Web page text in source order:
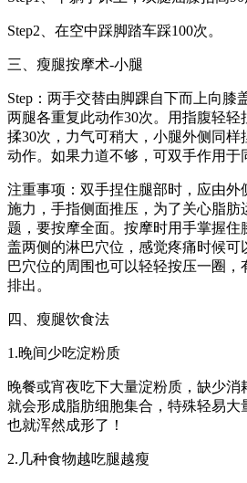
Step2、在空中踩脚踏车踩100次。
三、瘦腿按摩术-小腿
Step：两手交替由脚踝自下而上向膝
两腿各重复此动作30次。用指腹轻轻
揉30次，力气可稍大，小腿外侧同
动作。如果力道不够，可双手作用于
注重事项：双手捏住腿部时，应由外
施力，手指侧面推压，为了关心脂肪
题，要按摩全面。按摩时用手掌握住
盖两侧的淋巴穴位，感觉疼痛时候可
巴穴位的周围也可以轻轻按压一圈，
排出。
四、瘦腿饮食法
1.晚间少吃淀粉质
晚餐或宵夜吃下大量淀粉质，缺少消
就会形成脂肪细胞集合，特殊轻易大
也就浑然成形了！
2.几种食物越吃腿越瘦